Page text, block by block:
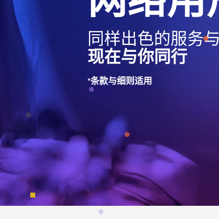
同样出色的服务
现在与你同行
*条款与细则适用